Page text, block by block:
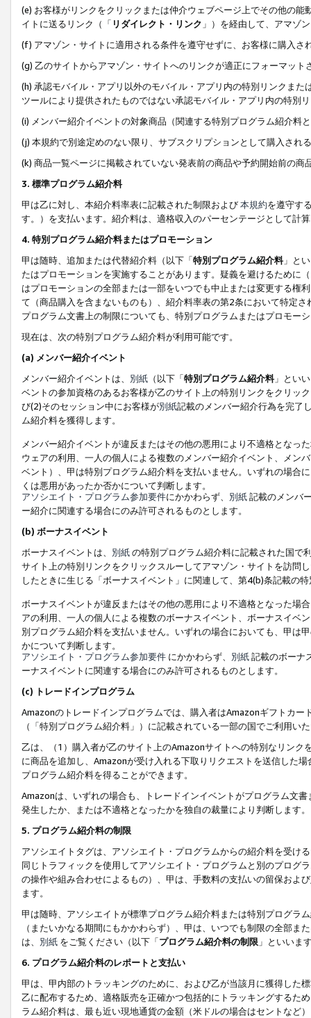
(e) お客様がリンクをクリックまたは仲介ウェブページ上でその他の
イトに送るリンク（「 リダイレクト・リンク 」）を経由して、アマゾ
(f) アマゾン・サイトに適用される条件を遵守せずに、お客様に購入さ
(g) 乙のサイトからアマゾン・サイトへのリンクが適正にフォーマッ
(h) 承認モバイル・アプリ以外のモバイル・アプリ内の特別リンクま
ツールにより提供されたものではない承認モバイル・アプリ内の特別
(i) メンバー紹介イベントの対象商品（関連する特別プログラム紹介料
(j) 本規約で別途定めのない限り、サブスクリプションとして購入され
(k) 商品一覧ページに掲載されていない発表前の商品や予約開始前の商
3. 標準プログラム紹介料
甲は乙に対し、本紹介料率表に記載された制限および本規約を遵守す
す。）を支払います。紹介料は、適格収入のパーセンテージとして計
4. 特別プログラム紹介料またはプロモーション
甲は随時、追加または代替紹介料（以下「特別プログラム紹介料」と
たはプロモーションを実施することがあります。疑義を避けるために
はプロモーションの全部または一部をいつでも中止または変更する権
て（商品購入を含まないものも）、紹介料率表の第2条において特定
プログラム文書上の制限についても、特別プログラムまたはプロモー
現在は、次の特別プログラム紹介料が利用可能です。
(a) メンバー紹介イベント
メンバー紹介イベントは、 別紙 （以下「特別プログラム紹介料」とい
ベントの参加資格のあるお客様が乙のサイト上の特別リンクをクリッ
び(2)そのセッション中にお客様が別紙記載のメンバー紹介行為を完了
ム紹介料を獲得します。
メンバー紹介イベントが違反またはその他の悪用により不適格となっ
ウェアの利用、一人の個人による複数のメンバー紹介イベント、メン
ベント）、甲は特別プログラム紹介料を支払いません。いずれの場合
くは悪用があったか否かについて判断します。
アソシエイト・プログラム参加要件にかかわらず、 別紙記載のメンバ
ー紹介に関連する場合にのみ許可されるものとします。
(b) ボーナスイベント
ボーナスイベントは、 別紙の特別プログラム紹介料に記載された国で
サイト上の特別リンクをクリックスルーしてアマゾン・サイトを訪問
したときに生じる「ボーナスイベント」に関連して、第4(b)条記載の
ボーナスイベントが違反またはその他の悪用により不適格となった場
アの利用、一人の個人による複数のボーナスイベント、ボーナスイベ
別プログラム紹介料を支払いません。いずれの場合においても、甲は
かについて判断します。
アソシエイト・プログラム参加要件 にかかわらず、 別紙記載のボーナ
ーナスイベントに関連する場合にのみ許可されるものとします。
(c) トレードインプログラム
Amazonのトレードインプログラムでは、購入者はAmazonギフトカ
（「特別プログラム紹介料」）に記載されている一部の国でご利用い
乙は、（1）購入者が乙のサイト上のAmazonサイトへの特別なリン
に商品を追加し、Amazonが受け入れる下取りリクエストを送信した
プログラム紹介料を得ることができます。
Amazonは、いずれの場合も、トレードインイベントがプログラム文
発生したか、または不適格となったかを独自の裁量により判断します。
5. プログラム紹介料の制限
アソシエイトタグは、アソシエイト・プログラムからの紹介料を受け
同じトラフィックを使用してアソシエイト・プログラムと別のプログ
の操作や組み合わせによるもの）、甲は、手数料の支払いの留保およ
ます。
甲は随時、アソシエイトが標準プログラム紹介料または特別プログラ
（またいかなる期間にもかかわらず）、甲は、いつでも制限の全部
は、 別紙 をご覧ください（以下「プログラム紹介料の制限 」といいま
6. プログラム紹介料のレポートと支払い
甲は、甲内部のトラッキングのために、および乙が当該月に獲得した
乙に配布するため、適格販売を正確かつ包括的にトラッキングするた
ラム紹介料は、最も近い現地通貨の金額（米ドルの場合はセントなど